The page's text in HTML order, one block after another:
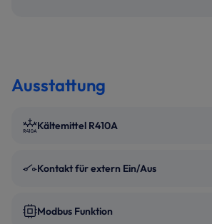
Ausstattung
Kältemittel R410A
Kontakt für extern Ein/Aus
Modbus Funktion